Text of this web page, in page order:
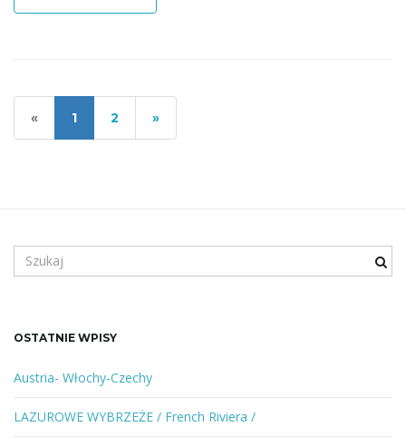
« 1 2 »
z
a
e
s
ł
o
OSTATNIE WPISY
Austria- Włochy-Czechy
LAZUROWE WYBRZEŻE / French Riviera /